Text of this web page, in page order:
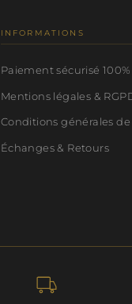
INFORMATIONS
Paiement sécurisé 100%
Mentions légales &
Conditions générales
Échanges & Retours